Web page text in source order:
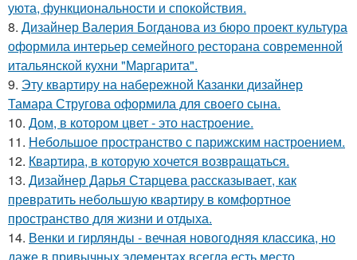
уюта, функциональности и спокойствия.
8. Дизайнер Валерия Богданова из бюро проект культура
оформила интерьер семейного ресторана современной
итальянской кухни "Маргарита".
9. Эту квартиру на набережной Казанки дизайнер
Тамара Стругова оформила для своего сына.
10. Дом, в котором цвет - это настроение.
11. Небольшое пространство с парижским настроением.
12. Квартира, в которую хочется возвращаться.
13. Дизайнер Дарья Старцева рассказывает, как
превратить небольшую квартиру в комфортное
пространство для жизни и отдыха.
14. Венки и гирлянды - вечная новогодняя классика, но